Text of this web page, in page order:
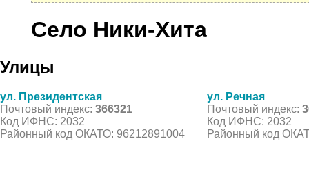
Село Ники-Хита
Улицы
ул. Президентская
Почтовый индекс: 366321
Код ИФНС: 2032
Районный код ОКАТО: 96212891004
ул. Речная
Почтовый индекс:
Код ИФНС: 2032
Районный код